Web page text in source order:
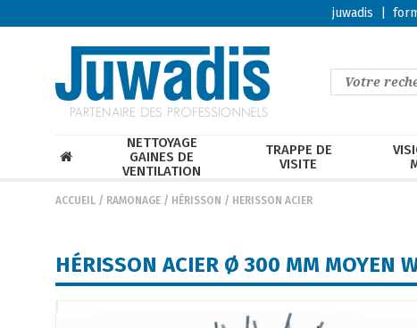
juwadis
NETTOYAGE
GAINES DE
VENTILATION
TRAPPE DE
VISITE
ACCUEIL / RAMONAGE / HÉRISSON / HERISSON ACIER
HÉRISSON ACIER Ø 300 MM MOYEN